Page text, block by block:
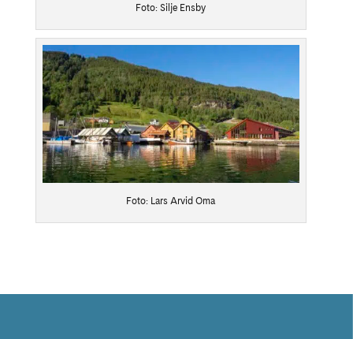
Foto: Silje Ensby
Foto: Lars Arvid Oma